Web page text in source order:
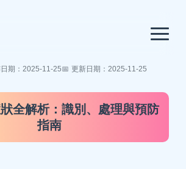
期：2025-11-25 更新日期：2025-11-25
全解析：識別、處理與預防
指南